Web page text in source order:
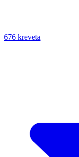
676 kreveta